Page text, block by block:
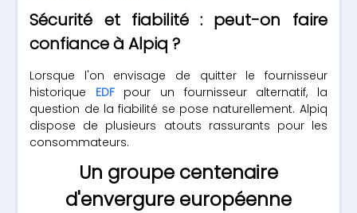
Sécurité et fiabilité : peut-on faire
confiance à Alpiq ?
Lorsque l'on envisage de quitter le fournisseur
historique EDFpour un fournisseur alternatif, la
question de la fiabilité se pose naturellement. Alpiq
dispose de plusieurs atouts rassurants pour les
consommateurs.
Un groupe centenaire
d'envergure européenne